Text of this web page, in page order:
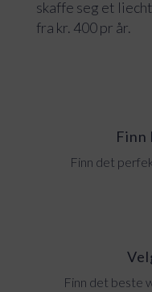
skaffe seg et
fra kr. 400 pr år.
Finn
Finn det
Finn det beste